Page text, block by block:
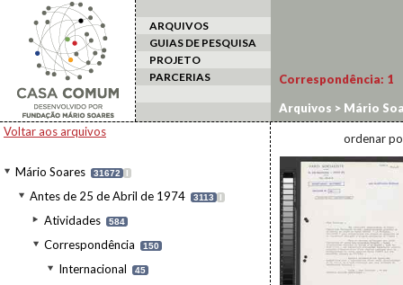
ARQUIVOS
GUIAS DE PESQUISA
PROJETO
PARCERIAS
Voltar aos arquivos
Mário Soares 31672 I
Antes de 25 de Abril de 1974 3113 I
Atividades 584
Correspondência 150
Internacional 45
Correspondência: 1
Arquivos > Mário
Partido Socialista
ordenar